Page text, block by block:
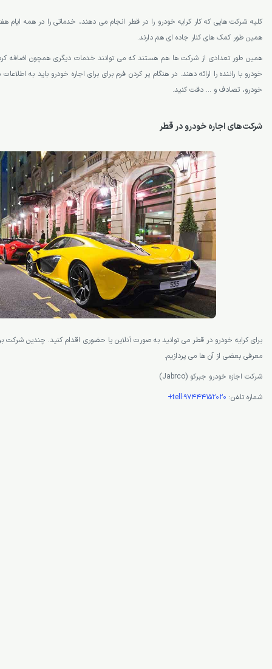
کلیه شرکت هایی که کار کرایه خودرو را در قطر انجام می دهند، خدماتی را در همه ایام
همین طور کمک های کنار جاده ای هم دارند.
همین طور تعدادی از شرکت ها هم هستند که می توانند خدمات دیگری همچون اضافه
خودرو با راننده را ارائه دهند. در هنگام پر کردن فرم برای برای اجاره خودرو باید به
خودرو، تصادف و … دقت کنید.
شرکت‌های اجاره خودرو در قطر
برای کرایه خودرو در قطر می توانید به صورت آنلاین یا حضوری اقدام کنید. چندین شرکت
معرفی بعضی از آن ها می پردازیم.
شرکت اجازه خودرو جبرکو (Jabrco)
شماره تلفن: tell:97444152020+